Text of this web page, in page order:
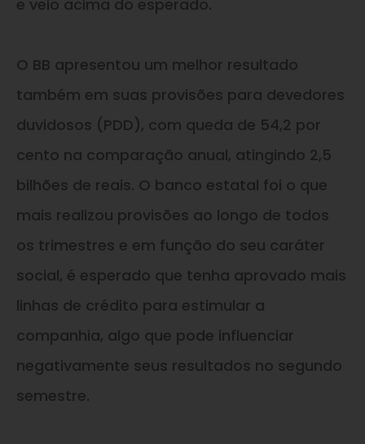
e veio acima do esperado.
O BB apresentou um melhor resultado
também em suas provisões para devedores
duvidosos (PDD), com queda de 54,2 por
cento na comparação anual, atingindo 2,5
bilhões de reais. O banco estatal foi o que
mais realizou provisões ao longo de todos
os trimestres e em função do seu caráter
social, é esperado que tenha aprovado mais
linhas de crédito para estimular a
companhia, algo que pode influenciar
negativamente seus resultados no segundo
semestre.